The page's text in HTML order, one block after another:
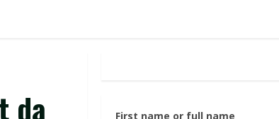
da
First name or full name